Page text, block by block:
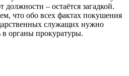
должности – остаётся загадкой.
что обо всех фактах покушения
служащих нужно
в органы прокуратуры.